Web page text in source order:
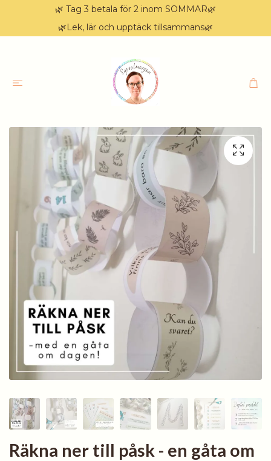
🌿 Tag 3 betala för 2 inom SOMMAR🌿
🌿Lek, lär och upptäck tillsammans🌿
Räkna ner till påsk - en gåta om